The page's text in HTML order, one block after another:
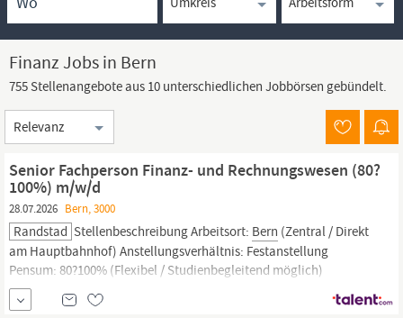
Finanz Jobs in Bern
755 Stellenangebote aus 10 unterschiedlichen Jobbörsen gebündelt.
Sortierung
Senior Fachperson Finanz- und Rechnungswesen (80?
100%) m/w/d
28.07.2026 Bern, 3000
Randstad Stellenbeschreibung Arbeitsort: Bern (Zentral / Direkt
am Hauptbahnhof) Anstellungsverhältnis: Festanstellung
Pensum: 80?100% (Flexibel / Studienbegleitend möglich)
Branche: Dienstleistungen / Professional Services Deine neue
Herausforderung: Verantwortung übernehmen & wachsen Suchst